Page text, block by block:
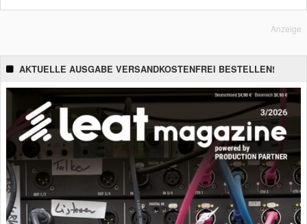
Anzeige
AKTUELLE AUSGABE VERSANDKOSTENFREI BESTELLEN!